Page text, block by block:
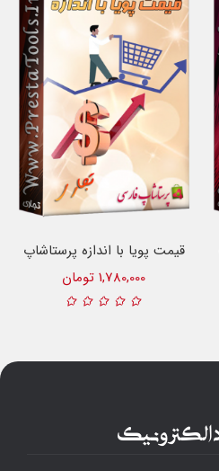
قیمت پویا با اندازه پرستاشاپ
1,780,000 تومان
الکترونیک